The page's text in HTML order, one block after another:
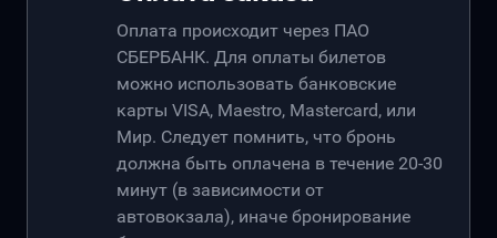
Оплата происходит через ПАО
СБЕРБАНК. Для оплаты билетов
можно использовать банковские
карты VISA, Maestro, Mastercard, или
Мир. Следует помнить, что бронь
должна быть оплачена в течение 20-30
минут (в зависимости от
автовокзала), иначе бронирование